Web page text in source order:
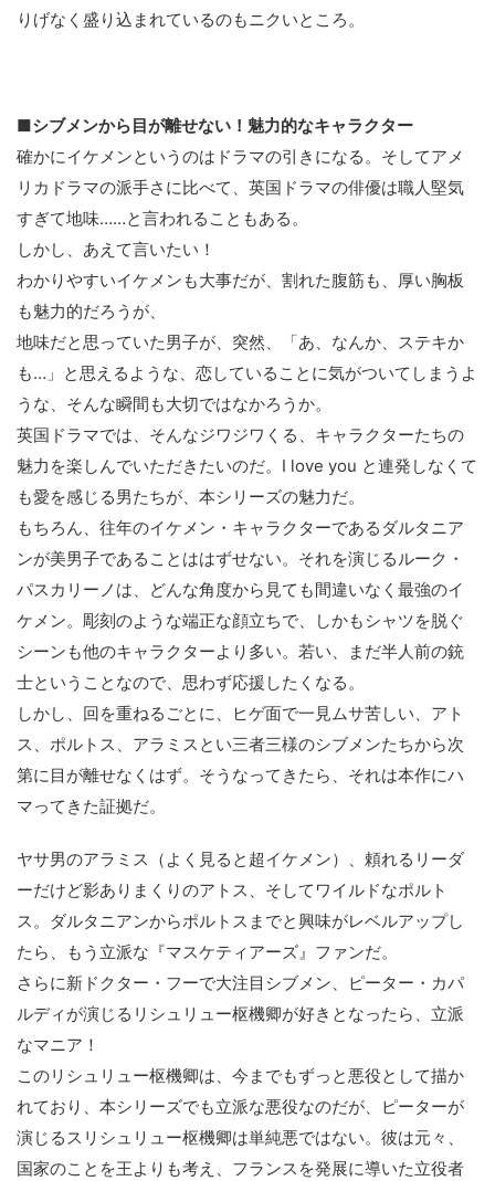
りげなく盛り込まれているのもニクいところ。
■シブメンから目が離せない！魅力的なキャラクター
確かにイケメンというのはドラマの引きになる。そしてアメ
リカドラマの派手さに比べて、英国ドラマの俳優は職人堅気
すぎて地味……と言われることもある。
しかし、あえて言いたい！
わかりやすいイケメンも大事だが、割れた腹筋も、厚い胸板
も魅力的だろうが、
地味だと思っていた男子が、突然、「あ、なんか、ステキか
も…」と思えるような、恋していることに気がついてしまうよ
うな、そんな瞬間も大切ではなかろうか。
英国ドラマでは、そんなジワジワくる、キャラクターたちの
魅力を楽しんでいただきたいのだ。I love you と連発しなくて
も愛を感じる男たちが、本シリーズの魅力だ。
もちろん、往年のイケメン・キャラクターであるダルタニア
ンが美男子であることははずせない。それを演じるルーク・
パスカリーノは、どんな角度から見ても間違いなく最強のイ
ケメン。彫刻のような端正な顔立ちで、しかもシャツを脱ぐ
シーンも他のキャラクターより多い。若い、まだ半人前の銃
士ということなので、思わず応援したくなる。
しかし、回を重ねるごとに、ヒゲ面で一見ムサ苦しい、アト
ス、ポルトス、アラミスとい三者三様のシブメンたちから次
第に目が離せなくはず。そうなってきたら、それは本作にハ
マってきた証拠だ。
ヤサ男のアラミス（よく見ると超イケメン）、頼れるリーダ
ーだけど影ありまくりのアトス、そしてワイルドなポルト
ス。ダルタニアンからポルトスまでと興味がレベルアップし
たら、もう立派な『マスケティアーズ』ファンだ。
さらに新ドクター・フーで大注目シブメン、ピーター・カパ
ルディが演じるリシュリュー枢機卿が好きとなったら、立派
なマニア！
このリシュリュー枢機卿は、今までもずっと悪役として描か
れており、本シリーズでも立派な悪役なのだが、ピーターが
演じるスリシュリュー枢機卿は単純悪ではない。彼は元々、
国家のことを王よりも考え、フランスを発展に導いた立役者